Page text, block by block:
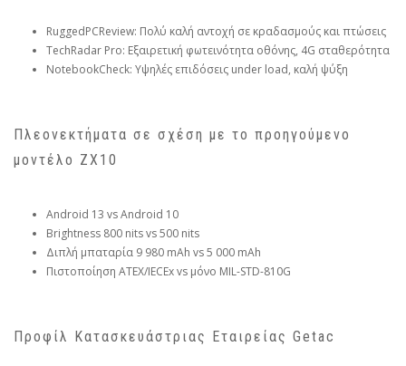
RuggedPCReview: Πολύ καλή αντοχή σε κραδασμούς και πτώσεις
TechRadar Pro: Εξαιρετική φωτεινότητα οθόνης, 4G σταθερότητα
NotebookCheck: Υψηλές επιδόσεις under load, καλή ψύξη
Πλεονεκτήματα σε σχέση με το προηγούμενο
μοντέλο ZX10
Android 13 vs Android 10
Brightness 800 nits vs 500 nits
Διπλή μπαταρία 9 980 mAh vs 5 000 mAh
Πιστοποίηση ATEX/IECEx vs μόνο MIL-STD-810G
Προφίλ Κατασκευάστριας Εταιρείας Getac